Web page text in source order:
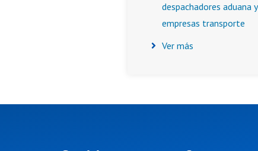
despachadores aduana y
empresas transporte
Ver más